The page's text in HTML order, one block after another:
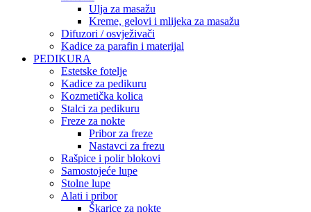
Ulja za masažu
Kreme, gelovi i mlijeka za masažu
Difuzori / osvježivači
Kadice za parafin i materijal
PEDIKURA
Estetske fotelje
Kadice za pedikuru
Kozmetička kolica
Stalci za pedikuru
Freze za nokte
Pribor za freze
Nastavci za frezu
Rašpice i polir blokovi
Samostojeće lupe
Stolne lupe
Alati i pribor
Škarice za nokte